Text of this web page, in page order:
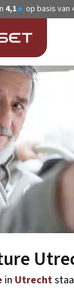
4,1★ op basis van
in Utrecht